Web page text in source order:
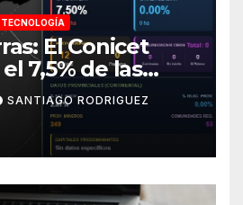
El Conicet
7,5% de las
de Mar del
a
SANTIAGO RODRIGUEZ